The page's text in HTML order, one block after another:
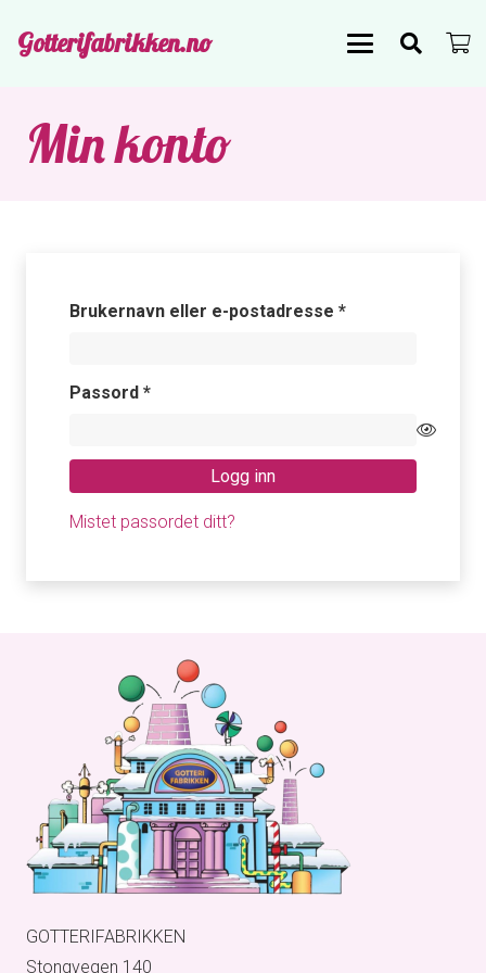
Gotterifabrikken.no
Min konto
Brukernavn eller e-postadresse *Påkrevd
Passord *Påkrevd
Logg inn
Mistet passordet ditt?
GOTTERIFABRIKKEN
Stongvegen 140